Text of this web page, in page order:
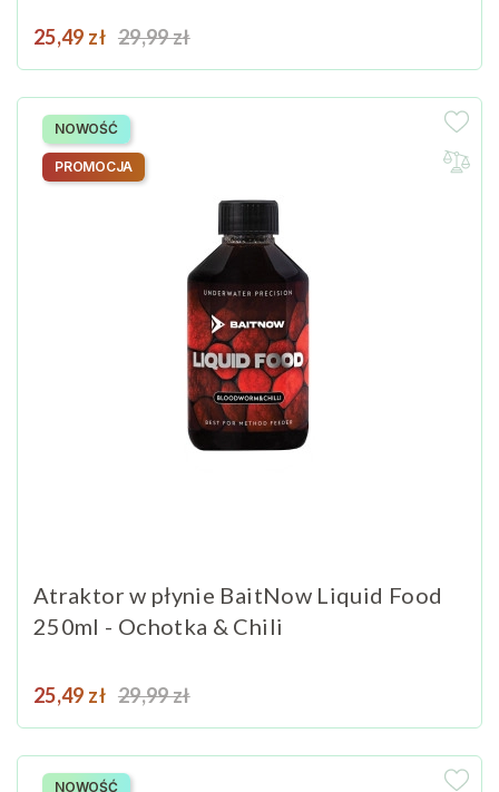
Cena
25,49 zł Cena podstawowa
29,99 zł
Atraktor w płynie BaitNow Liquid Food
250ml - Ochotka & Chili
Cena
25,49 zł Cena podstawowa
29,99 zł
NOWOŚĆ
PROMOCJA
NOWOŚĆ